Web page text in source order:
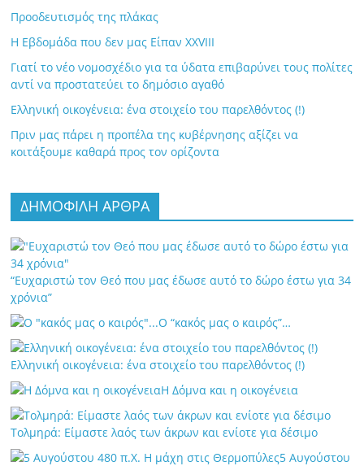
Προοδευτισμός της πλάκας
Η Εβδομάδα που δεν μας Είπαν XXVIII
Γιατί το νέο νομοσχέδιο για τα ύδατα επιβαρύνει τους πολίτες
αντί να προστατεύει το δημόσιο αγαθό
Ελληνική οικογένεια: ένα στοιχείο του παρελθόντος (!)
Πριν μας πάρει η προπέλα της κυβέρνησης αξίζει να
κοιτάξουμε καθαρά προς τον ορίζοντα
ΔΗΜΟΦΙΛΗ ΑΡΘΡΑ
“Ευχαριστώ τον Θεό που μας έδωσε αυτό το δώρο έστω για 34
χρόνια”
Ο “κακός μας ο καιρός”…
Ελληνική οικογένεια: ένα στοιχείο του παρελθόντος (!)
Η Δόμνα και η οικογένεια
Τολμηρά: Είμαστε λαός των άκρων και ενίοτε για δέσιμο
5 Αυγούστου